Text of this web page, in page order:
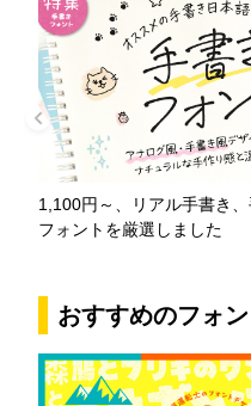
1,100円～、リアル手書き
フォントを厳選しました
おすすめのフォン